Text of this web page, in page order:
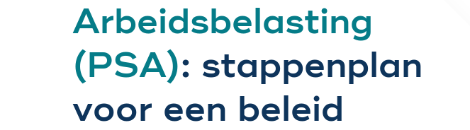
Arbeidsbelasting
(PSA): stappenplan
voor een beleid